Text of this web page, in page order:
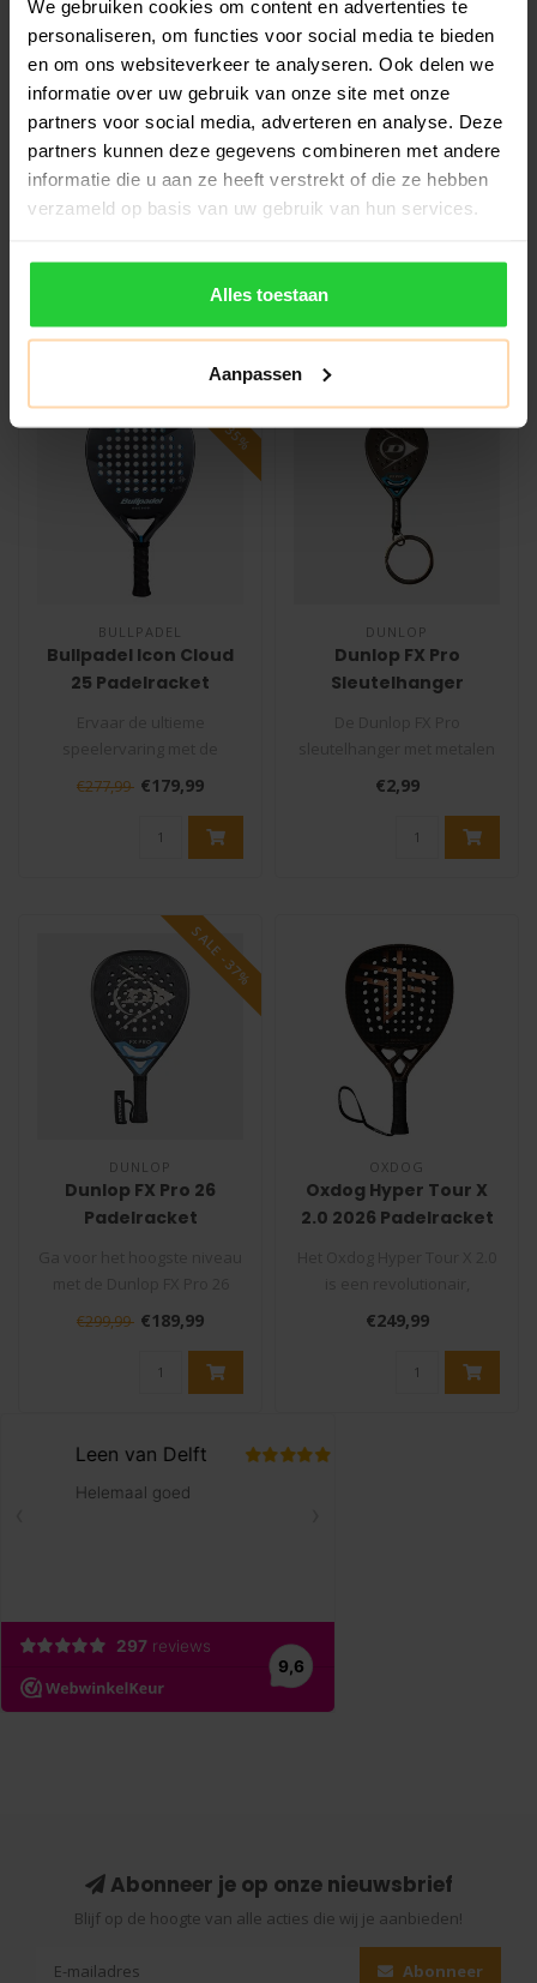
We gebruiken cookies om content en advertenties te
personaliseren, om functies voor social media te bieden
en om ons websiteverkeer te analyseren. Ook delen we
informatie over uw gebruik van onze site met onze
partners voor social media, adverteren en analyse. Deze
partners kunnen deze gegevens combineren met andere
informatie die u aan ze heeft verstrekt of die ze hebben
verzameld op basis van uw gebruik van hun services.
Alles toestaan
Aanpassen
BULLPADEL
Bullpadel Hack 04 CMF
26 Padelracket
Ontketen een storm op de
padelbaan met de Bullpadel
BULLPADEL
Bullpadel Hack 04
Hybrid 26 Padelracket
Ontketen een storm op de
padelbaan met de Bullpadel
SALE -35%
BULLPADEL
Bullpadel Icon Cloud
25 Padelracket
Bullpadel Icon Cloud 25
padelracket, het ..
€277,99 €179,99
DUNLOP
Dunlop FX Pro
Sleutelhanger
padelracket is een schattige
en prakt..
€2,99
SALE -37%
DUNLOP
Dunlop FX Pro 26
Padelracket
Padelracket! Dit racket is
€299,99 €189,99
OXDOG
Oxdog Hyper Tour X
2.0 2026 Padelracket
medium balans en
druppelvormig ..
€249,99
Abonneer je op onze nieuwsbrief
Blijf op de hoogte van alle acties die wij je aanbieden!
Abonneer